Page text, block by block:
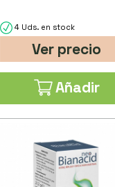
4 Uds. en stock
Ver precio
Añadir